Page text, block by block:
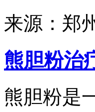
来源：郑
熊胆粉治
熊胆粉是